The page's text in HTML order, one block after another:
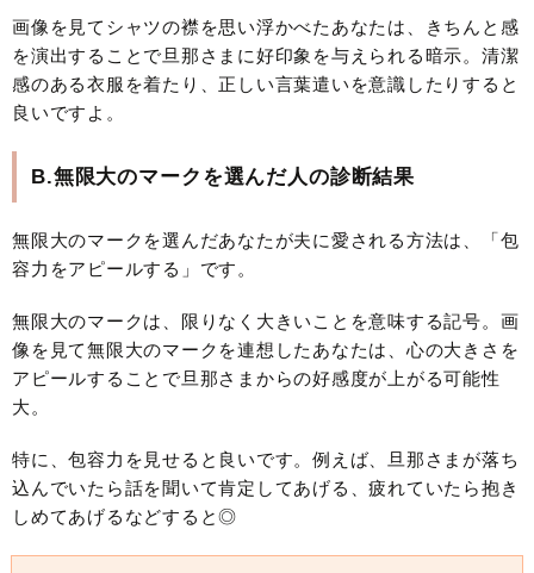
画像を見てシャツの襟を思い浮かべたあなたは、きちんと感
を演出することで旦那さまに好印象を与えられる暗示。清潔
感のある衣服を着たり、正しい言葉遣いを意識したりすると
良いですよ。
B.無限大のマークを選んだ人の診断結果
無限大のマークを選んだあなたが夫に愛される方法は、「包
容力をアピールする」です。
無限大のマークは、限りなく大きいことを意味する記号。画
像を見て無限大のマークを連想したあなたは、心の大きさを
アピールすることで旦那さまからの好感度が上がる可能性
大。
特に、包容力を見せると良いです。例えば、旦那さまが落ち
込んでいたら話を聞いて肯定してあげる、疲れていたら抱き
しめてあげるなどすると◎